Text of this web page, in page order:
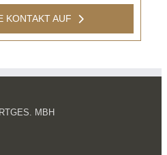
KONTAKT AUF
MBH